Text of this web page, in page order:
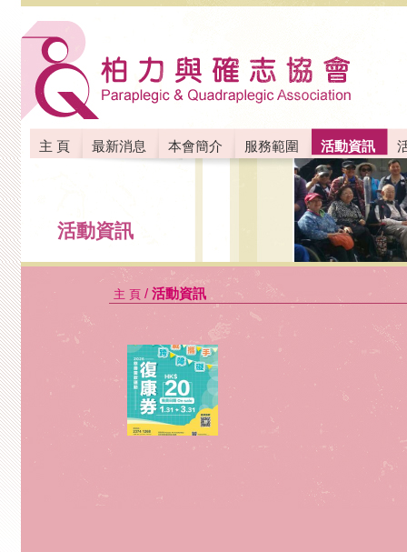
主 頁 最新消息 本會簡介 服務範圍 活動資訊
活動資訊
主 頁 / 活動資訊